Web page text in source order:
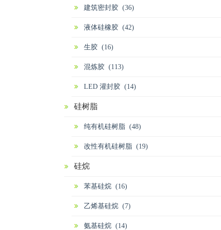
建筑密封胶 (36)
液体硅橡胶 (42)
生胶 (16)
混炼胶 (113)
LED 灌封胶 (14)
硅树脂
纯有机硅树脂 (48)
改性有机硅树脂 (19)
硅烷
苯基硅烷 (16)
乙烯基硅烷 (7)
氨基硅烷 (14)